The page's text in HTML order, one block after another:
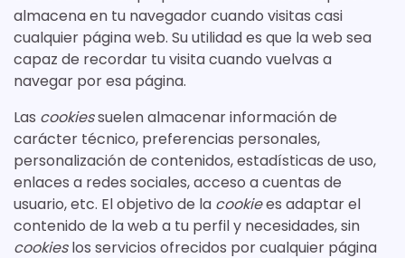
almacena en tu navegador cuando visitas casi
cualquier página web. Su utilidad es que la web sea
capaz de recordar tu visita cuando vuelvas a
navegar por esa página.
Las cookiessuelen almacenar información de
carácter técnico, preferencias personales,
personalización de contenidos, estadísticas de uso,
enlaces a redes sociales, acceso a cuentas de
usuario, etc. El objetivo de la cookiees adaptar el
contenido de la web a tu perfil y necesidades, sin
cookieslos servicios ofrecidos por cualquier página